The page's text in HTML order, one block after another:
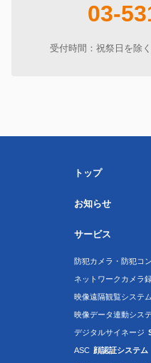
03-
受付時間：祝祭日を除
トップ
お知らせ
サービス
防犯カメラ・防犯コ
ネットワークカメラ
映像遠隔観覧システム
映像データ連動シス
デジタルサイネージ
ASC 顔認証システム